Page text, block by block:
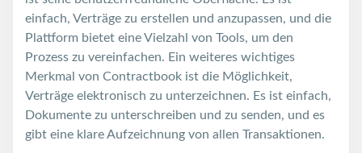
einfach, Verträge zu erstellen und anzupassen, und die
Plattform bietet eine Vielzahl von Tools, um den
Prozess zu vereinfachen. Ein weiteres wichtiges
Merkmal von Contractbook ist die Möglichkeit,
Verträge elektronisch zu unterzeichnen. Es ist einfach,
Dokumente zu unterschreiben und zu senden, und es
gibt eine klare Aufzeichnung von allen Transaktionen.